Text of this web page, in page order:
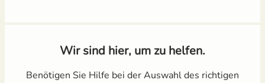
Wir sind hier, um zu helfen.
Benötigen Sie Hilfe bei der Auswahl des richtigen